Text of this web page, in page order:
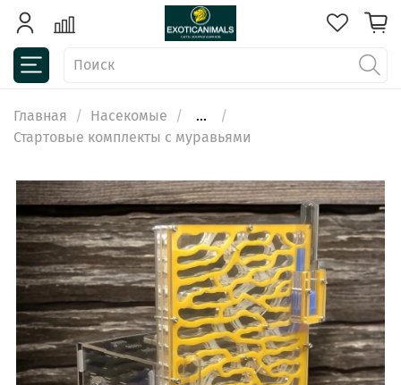
Главная Насекомые
...
Стартовые комплекты с муравьями